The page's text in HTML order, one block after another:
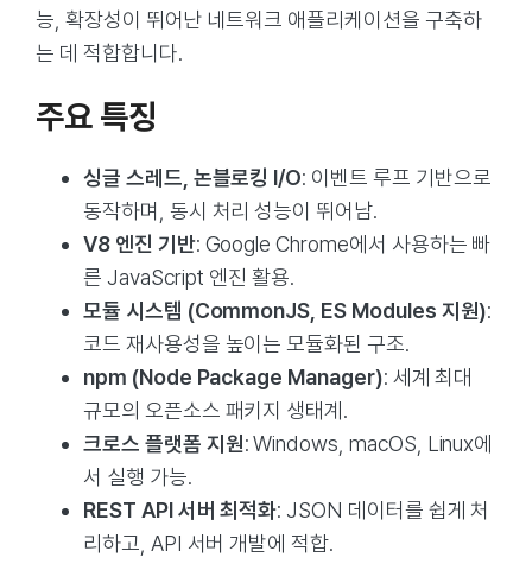
능, 확장성이 뛰어난 네트워크 애플리케이션을 구축하
는 데 적합합니다.
주요 특징
싱글 스레드, 논블로킹 I/O: 이벤트 루프 기반으로
동작하며, 동시 처리 성능이 뛰어남.
V8 엔진 기반: Google Chrome에서 사용하는 빠
른 JavaScript 엔진 활용.
모듈 시스템 (CommonJS, ES Modules 지원):
코드 재사용성을 높이는 모듈화된 구조.
npm (Node Package Manager): 세계 최대
규모의 오픈소스 패키지 생태계.
크로스 플랫폼 지원: Windows, macOS, Linux에
서 실행 가능.
REST API 서버 최적화: JSON 데이터를 쉽게 처
리하고, API 서버 개발에 적합.